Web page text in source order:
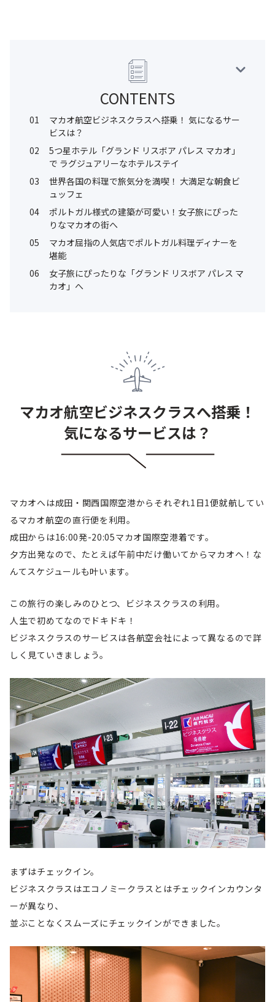
CONTENTS
01
マカオ航空ビジネスクラスへ搭乗！ 気になるサー
ビスは？
02
5つ星ホテル「グランド リスボア パレス マカオ」
で ラグジュアリーなホテルステイ
03
世界各国の料理で旅気分を満喫！ 大満足な朝食ビ
ュッフェ
04
ポルトガル様式の建築が可愛い！女子旅にぴった
りなマカオの街へ
05
マカオ屈指の人気店でポルトガル料理ディナーを
堪能
06
女子旅にぴったりな「グランド リスボア パレス マ
カオ」へ
マカオ航空ビジネスクラスへ搭乗！
気になるサービスは？
マカオへは成田・関西国際空港からそれぞれ1日1便就航してい
るマカオ航空の直行便を利用。
成田からは16:00発-20:05マカオ国際空港着です。
夕方出発なので、たとえば午前中だけ働いてからマカオへ！な
んてスケジュールも叶います。
この旅行の楽しみのひとつ、ビジネスクラスの利用。
人生で初めてなのでドキドキ！
ビジネスクラスのサービスは各航空会社によって異なるので詳
しく見ていきましょう。
まずはチェックイン。
ビジネスクラスはエコノミークラスとはチェックインカウンタ
ーが異なり、
並ぶことなくスムーズにチェックインができました。